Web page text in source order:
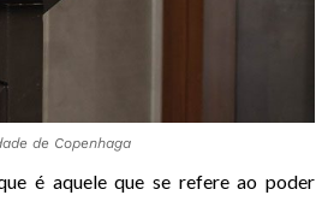
de Copenhaga
é aquele que se refere ao poder